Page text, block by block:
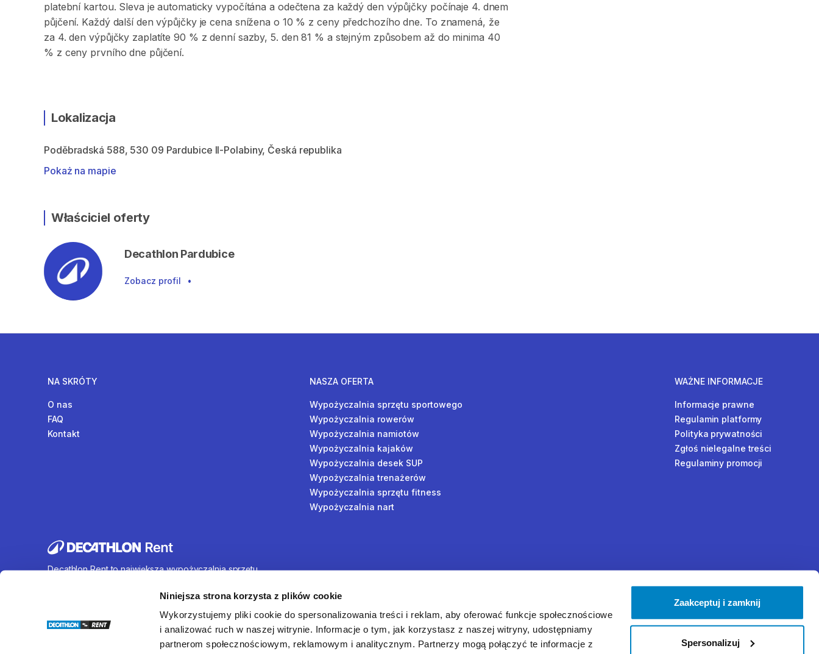
Niniejsza strona korzysta z plików cookie
Wykorzystujemy pliki cookie do spersonalizowania treści i reklam, aby oferować funkcje społecznościowe
i analizować ruch w naszej witrynie. Informacje o tym, jak korzystasz z naszej witryny, udostępniamy
partnerom społecznościowym, reklamowym i analitycznym. Partnerzy mogą połączyć te informacje z
Zaakceptuj i zamknij
Spersonalizuj
platební kartou. Sleva je automaticky vypočítána a odečtena za každý den výpůjčky počínaje 4. dnem
půjčení. Každý další den výpůjčky je cena snížena o 10 % z ceny předchozího dne. To znamená, že
za 4. den výpůjčky zaplatíte 90 % z denní sazby, 5. den 81 % a stejným způsobem až do minima 40
% z ceny prvního dne půjčení.
Lokalizacja
Poděbradská 588, 530 09 Pardubice II-Polabiny, Česká republika
Pokaż na mapie
Właściciel oferty
Decathlon Pardubice
Zobacz profil •
NA SKRÓTY
O nas
FAQ
Kontakt
NASZA OFERTA
Wypożyczalnia sprzętu sportowego
Wypożyczalnia rowerów
Wypożyczalnia namiotów
Wypożyczalnia kajaków
Wypożyczalnia desek SUP
Wypożyczalnia trenażerów
Wypożyczalnia sprzętu fitness
Wypożyczalnia nart
WAŻNE INFORMACJE
Informacje prawne
Regulamin platformy
Polityka prywatności
Zgłoś nielegalne treści
Regulaminy promocji
Decathlon Rent to największa wypożyczalnia sprzętu
wynajem rowerów, sprzętu turystycznego, sprzętu do